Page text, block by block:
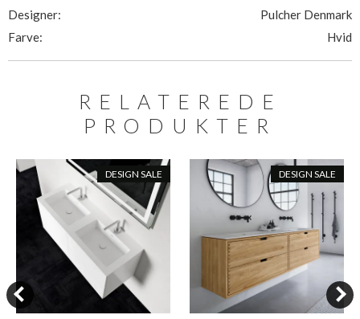
Designer:
Pulcher Denmark
Farve:
Hvid
RELATEREDE
PRODUKTER
DESIGN SALE DESIGN SALE